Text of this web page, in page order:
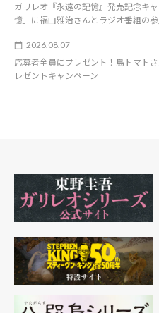
ガリレオ『永遠の記憶』発売記念キ
憶」に福山雅治さんとラジオ番組の参
2026.08.07
応募者全員にプレゼント！鳥トマト
レゼントキャンペーン